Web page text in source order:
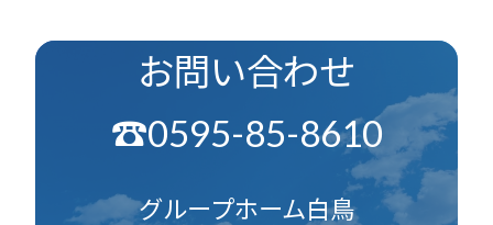
Outer
お問い合わせ
☎0595-85-8610
グループホーム白鳥